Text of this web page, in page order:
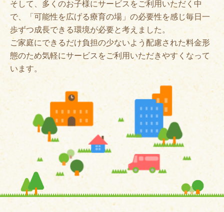
そして、多くのお子様にサービスをご利用いただく中
で、「可能性を広げる療育の場」の必要性を感じ毎日一
歩ずつ成長できる環境が必要と考えました。
ご家庭にできるだけ負担の少ないよう配慮された料金形
態のため気軽にサービスをご利用いただきやすくなって
います。